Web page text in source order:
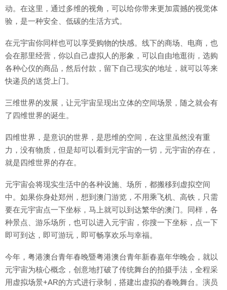
动。在这里，通过多维的视角，可以给你带来更加震撼的视觉体
验，是一种安全、低碳的生活方式。
在元宇宙你同样也可以享受购物的快感。线下的商场、电商，也
会在那里经营，你以自己虚拟人的形象，可以自由地逛街，选购
各种心仪的商品，然后付款，留下自己现实的地址，就可以等来
快递员的送货上门。
三维世界的发展，让元宇宙呈现出立体的空间场景，随之就会有
了四维世界的诞生。
四维世界，是意识的世界，是思维的空间，在这里虽然没有重
力，没有物质，但是却可以看到元宇宙的一切，元宇宙的存在，
就是四维世界的存在。
元宇宙会将现实生活中的各种设施、场所，都搬移到虚拟空间
中。如果你身处郑州，想到澳门游览，不用乘飞机、高铁，只需
要在元宇宙点一下坐标，马上就可以到达繁华的澳门。同样，各
种景点、游乐场所，也可以进入元宇宙，你搜一下坐标，点一下
即可到达，即可游玩，即可畅享欢乐与幸福。
今年，粤港澳台青年春晚暨粤港澳台青年新春嘉年华晚会，就以
元宇宙为核心概念，创意地打破了传统舞台的拍摄手法，全程采
用虚拟场景+AR的方式进行录制，搭建出虚拟的春晚舞台。演员